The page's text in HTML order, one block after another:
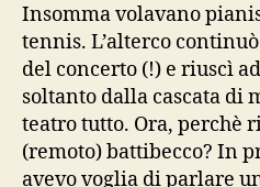
Insomma volavano
tennis. L’alterco
del concerto (!) e riuscì
soltanto dalla cascata di
teatro tutto. Ora, perchè
(remoto) battibecco? In
avevo voglia di parlare